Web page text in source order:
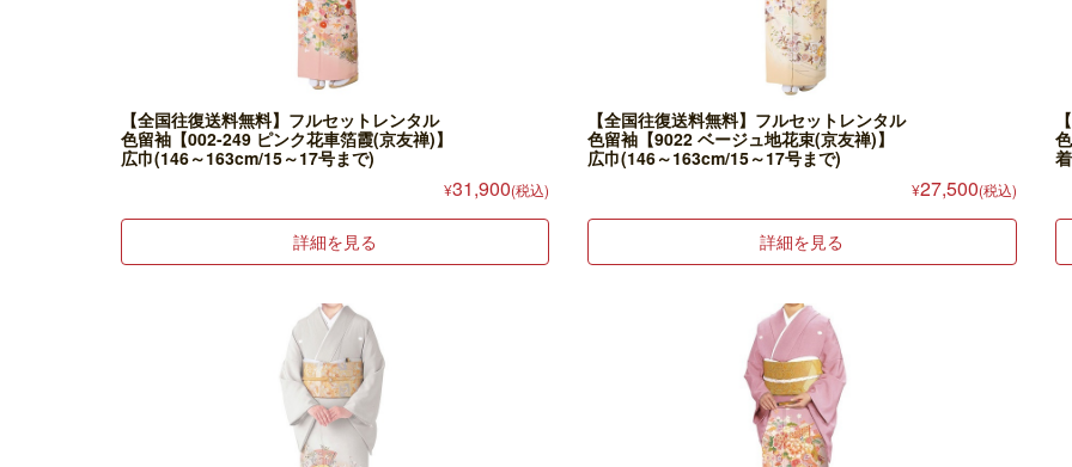
【全国往復送料無料】フルセットレンタル
色留袖【002-249 ピンク花車箔霞(京友禅)】
広巾(146～163cm/15～17号まで)
¥31,900(税込)
詳細を見る
【全国往復送料無料】フルセットレンタル
色留袖【9022 ベージュ地花束(京友禅)】
広巾(146～163cm/15～17号まで)
¥27,500(税込)
詳細を見る